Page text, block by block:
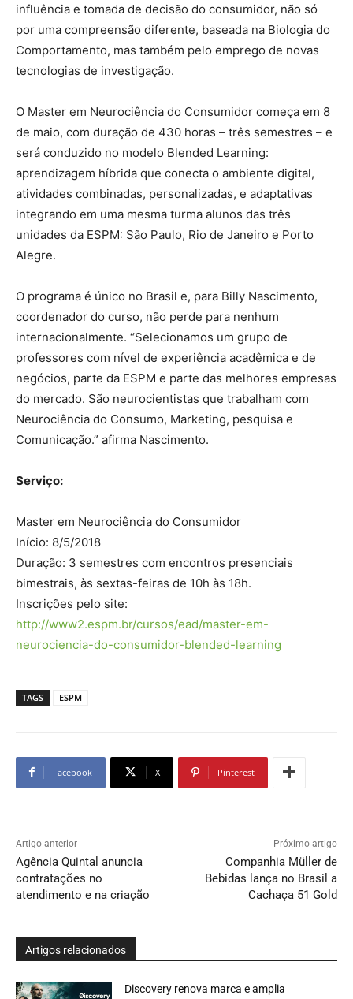
influência e tomada de decisão do consumidor, não só
por uma compreensão diferente, baseada na Biologia do
Comportamento, mas também pelo emprego de novas
tecnologias de investigação.
O Master em Neurociência do Consumidor começa em 8
de maio, com duração de 430 horas – três semestres – e
será conduzido no modelo Blended Learning:
aprendizagem híbrida que conecta o ambiente digital,
atividades combinadas, personalizadas, e adaptativas
integrando em uma mesma turma alunos das três
unidades da ESPM: São Paulo, Rio de Janeiro e Porto
Alegre.
O programa é único no Brasil e, para Billy Nascimento,
coordenador do curso, não perde para nenhum
internacionalmente. “Selecionamos um grupo de
professores com nível de experiência acadêmica e de
negócios, parte da ESPM e parte das melhores empresas
do mercado. São neurocientistas que trabalham com
Neurociência do Consumo, Marketing, pesquisa e
Comunicação.” afirma Nascimento.
Serviço:
Master em Neurociência do Consumidor
Início: 8/5/2018
Duração: 3 semestres com encontros presenciais
bimestrais, às sextas-feiras de 10h às 18h.
Inscrições pelo site:
http://www2.espm.br/cursos/ead/master-em-
neurociencia-do-consumidor-blended-learning
TAGS ESPM
Facebook X Pinterest
Artigo anterior
Agência Quintal anuncia
contratações no
atendimento e na criação
Próximo artigo
Companhia Müller de
Bebidas lança no Brasil a
Cachaça 51 Gold
Artigos relacionados
Discovery renova marca e amplia